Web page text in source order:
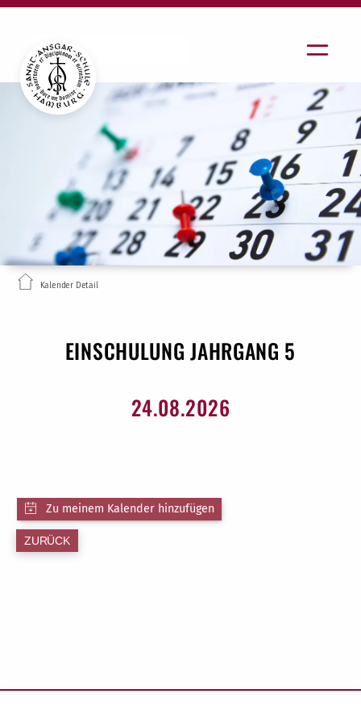
Kalender Detail
EINSCHULUNG JAHRGANG 5
24.08.2026
ZURÜCK